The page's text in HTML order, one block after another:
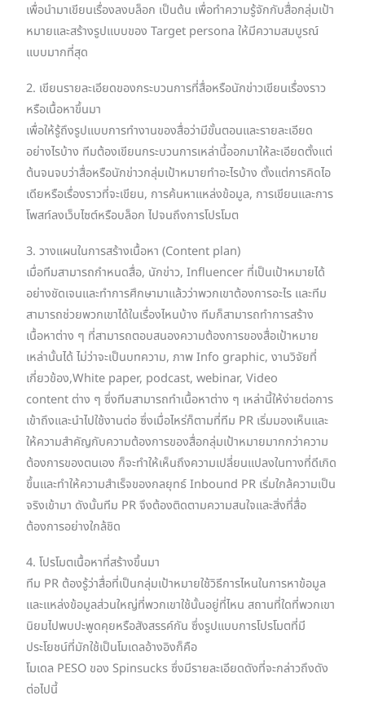
เพื่อนำมาเขียนเรื่องลงบล็อก เป็นต้น เพื่อทำความรู้จักกับสื่อกลุ่มเป้า
หมายและสร้างรูปแบบของ Target persona ให้มีความสมบูรณ์
แบบมากที่สุด
2. เขียนรายละเอียดของกระบวนการที่สื่อหรือนักข่าวเขียนเรื่องราว
หรือเนื้อหาขึ้นมา
เพื่อให้รู้ถึงรูปแบบการทำงานของสื่อว่ามีขั้นตอนและรายละเอียด
อย่างไรบ้าง ทีมต้องเขียนกระบวนการเหล่านี้ออกมาให้ละเอียดตั้งแต่
ต้นจนจบว่าสื่อหรือนักข่าวกลุ่มเป้าหมายทำอะไรบ้าง ตั้งแต่การคิดไอ
เดียหรือเรื่องราวที่จะเขียน, การค้นหาแหล่งข้อมูล, การเขียนและการ
โพสท์ลงเว็บไซต์หรือบล็อก ไปจนถึงการโปรโมต
3. วางแผนในการสร้างเนื้อหา (Content plan)
เมื่อทีมสามารถกำหนดสื่อ, นักข่าว, Influencer ที่เป็นเป้าหมายได้
อย่างชัดเจนและทำการศึกษามาแล้วว่าพวกเขาต้องการอะไร และทีม
สามารถช่วยพวกเขาได้ในเรื่องไหนบ้าง ทีมก็สามารถทำการสร้าง
เนื้อหาต่าง ๆ ที่สามารถตอบสนองความต้องการของสื่อเป้าหมาย
เหล่านั้นได้ ไม่ว่าจะเป็นบทความ, ภาพ Info graphic, งานวิจัยที่
เกี่ยวข้อง,White paper, podcast, webinar, Video
content ต่าง ๆ ซึ่งทีมสามารถทำเนื้อหาต่าง ๆ เหล่านี้ให้ง่ายต่อการ
เข้าถึงและนำไปใช้งานต่อ ซึ่งเมื่อไหร่ก็ตามที่ทีม PR เริ่มมองเห็นและ
ให้ความสำคัญกับความต้องการของสื่อกลุ่มเป้าหมายมากกว่าความ
ต้องการของตนเอง ก็จะทำให้เห็นถึงความเปลี่ยนแปลงในทางที่ดีเกิด
ขึ้นและทำให้ความสำเร็จของกลยุทธ์ Inbound PR เริ่มใกล้ความเป็น
จริงเข้ามา ดังนั้นทีม PR จึงต้องติดตามความสนใจและสิ่งที่สื่อ
ต้องการอย่างใกล้ชิด
4. โปรโมตเนื้อหาที่สร้างขึ้นมา
ทีม PR ต้องรู้ว่าสื่อที่เป็นกลุ่มเป้าหมายใช้วิธีการไหนในการหาข้อมูล
และแหล่งข้อมูลส่วนใหญ่ที่พวกเขาใช้นั้นอยู่ที่ไหน สถานที่ใดที่พวกเขา
นิยมไปพบปะพูดคุยหรือสังสรรค์กัน ซึ่งรูปแบบการโปรโมตที่มี
ประโยชน์ที่มักใช้เป็นโมเดลอ้างอิงก็คือ
โมเดล PESO ของ Spinsucks ซึ่งมีรายละเอียดดังที่จะกล่าวถึงดัง
ต่อไปนี้